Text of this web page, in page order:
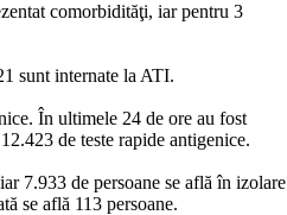
comorbidităţi, iar pentru 3
sunt internate la ATI.
În ultimele 24 de ore au fost
de teste rapide antigenice.
7.933 de persoane se află în izolare
se află 113 persoane.